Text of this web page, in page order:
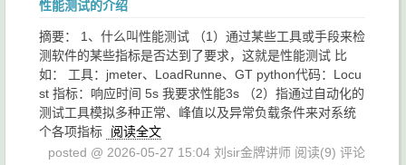
性能测试的介绍
摘要： 1、什么叫性能测试 （1）通过某些工具或手段来检
测软件的某些指标是否达到了要求，这就是性能测试 比
如： 工具：jmeter、LoadRunne、GT python代码：Locu
st 指标：响应时间 5s 我要求性能3s （2）指通过自动化的
测试工具模拟多种正常、峰值以及异常负载条件来对系统
个各项指标
阅读全文
posted @ 2026-05-27 15:04 刘sir金牌讲师 阅读(9) 评论